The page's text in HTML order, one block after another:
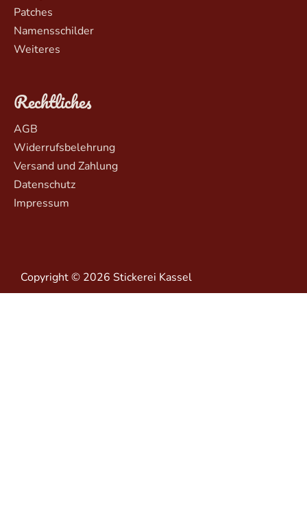
Patches
Namensschilder
Weiteres
Rechtliches
AGB
Widerrufsbelehrung
Versand und Zahlung
Datenschutz
Impressum
Copyright © 2026 Stickerei Kassel